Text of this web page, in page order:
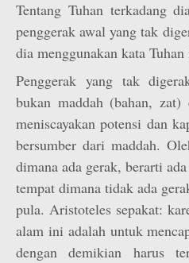
Tentang Tuhan terkadang
penggerak awal yang tak
dia menggunakan kata
Penggerak yang tak
bukan maddah (bahan,
meniscayakan potensi dan
bersumber dari maddah.
dimana ada gerak, berarti
tempat dimana tidak ada
pula. Aristoteles sepakat:
alam ini adalah untuk
dengan demikian harus